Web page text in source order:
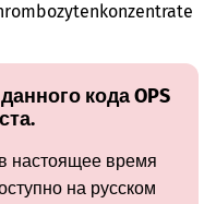
кода OPS
настоящее время
на русском